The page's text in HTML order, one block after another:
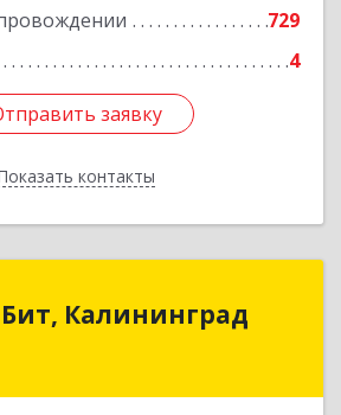
729
4
заявку
контакты
заявку
Назад
Калининград
Бит, Калининград
обл, Калининград г,